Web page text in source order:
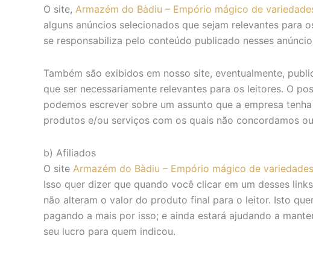
O site, Armazém do Bàdiu – Empório mágico de
alguns anúncios selecionados que sejam relevantes para
se responsabiliza pelo conteúdo publicado nesses
Também são exibidos em nosso site, eventualmente,
que ser necessariamente relevantes para os leitores. O
podemos escrever sobre um assunto que a empresa
produtos e/ou serviços com os quais não concordamos
b) Afiliados
O site Armazém do Bàdiu – Empório mágico de variedades
Isso quer dizer que quando você clicar em um desses
não alteram o valor do produto final para o leitor. Isto
pagando a mais por isso; e ainda estará ajudando a
seu lucro para quem indicou.